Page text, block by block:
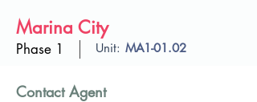
Marina City
Phase 1 Unit: MA1-01.02
Contact Agent